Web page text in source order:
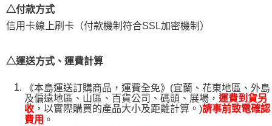
△付款方式
信用卡線上刷卡（付款機制符合SSL加密機制）
△運送方式、運費計算
《本島運送訂購商品，運費全免》(宜蘭、花東地區、外島
及偏遠地區、山區、百貨公司、碼頭、展場， 運費到貨另
收 ，以實際購買的產品大小及距離計算。)請事前致電確認
費用 。